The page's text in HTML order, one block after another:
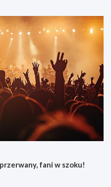
fani w szoku!